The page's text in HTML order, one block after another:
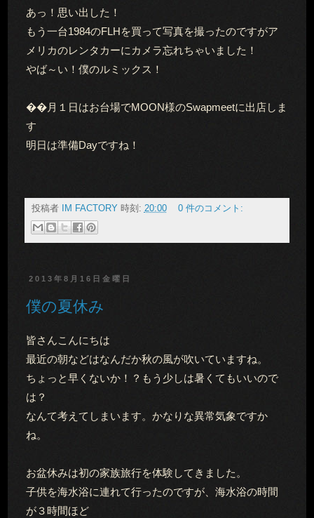
あっ！思い出した！
もう一台1984のFLHを買って写真を撮ったのですがア
メリカのレンタカーにカメラ忘れちゃいました！
やば～い！僕のルミックス！
��月１日はお台場でMOON様のSwapmeetに出店しま
す
明日は準備Dayですね！
投稿者 IM FACTORY 時刻: 20:00 0 件のコメント:
2013年8月16日金曜日
僕の夏休み
皆さんこんにちは
最近の朝などはなんだか秋の風が吹いていますね。
ちょっと早くないか！？もう少しは暑くてもいいので
は？
なんて考えてしまいます。かなりな異常気象ですか
ね。
お盆休みは初の家族旅行を体験してきました。
子供を海水浴に連れて行ったのですが、海水浴の時間
が３時間ほど